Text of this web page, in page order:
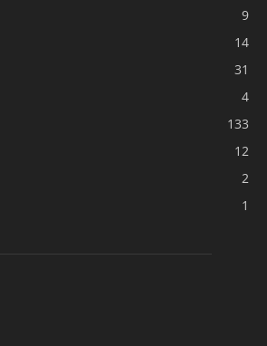
9
14
31
4
133
12
2
1